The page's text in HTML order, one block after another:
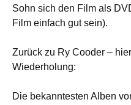
Sohn sich den Film als
Film einfach gut sein).
Zurück zu Ry Cooder –
Wiederholung:
Die bekanntesten Alben